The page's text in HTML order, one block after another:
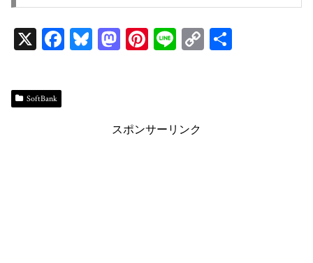
X Fa Bl M
n
Pi
t
Li C
SoftBank
スポンサーリンク